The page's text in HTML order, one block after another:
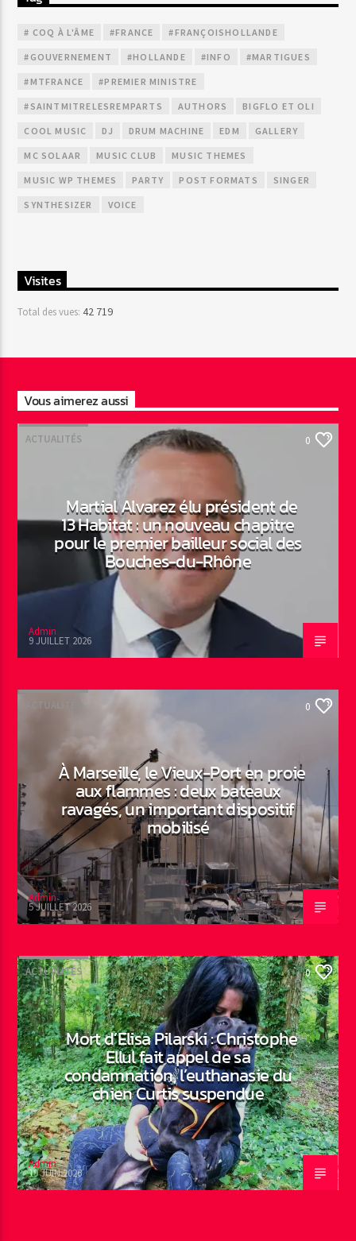
# COQ À L'ÂME #FRANCE #FRANÇOISHOLLANDE
#GOUVERNEMENT #HOLLANDE #INFO #MARTIGUES
#MTFRANCE #PREMIER MINISTRE
#SAINTMITRELESREMPARTS AUTHORS BIGFLO ET OLI
COOL MUSIC DJ DRUM MACHINE EDM GALLERY
MC SOLAAR MUSIC CLUB MUSIC THEMES
MUSIC WP THEMES PARTY POST FORMATS SINGER
SYNTHESIZER VOICE
Visites
Total des vues:42 719
Vous aimerez aussi
ACTUALITÉS 0
Martial Alvarez élu président de
13 Habitat : un nouveau chapitre
pour le premier bailleur social des
Bouches-du-Rhône
Admin
9 JUILLET 2026
ACTUALITÉS 0
À Marseille, le Vieux-Port en proie
aux flammes : deux bateaux
ravagés, un important dispositif
mobilisé
Admin
5 JUILLET 2026
ACTUALITÉS 0
Mort d’Elisa Pilarski : Christophe
Ellul fait appel de sa
condamnation, l’euthanasie du
chien Curtis suspendue
Admin
19 JUIN 2026